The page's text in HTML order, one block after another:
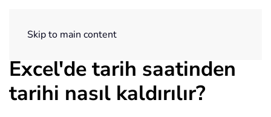
Skip to main content
Excel'de tarih saatinden
tarihi nasıl kaldırılır?